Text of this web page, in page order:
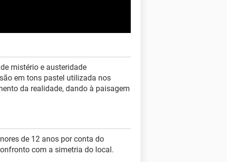
mistério e austeridade
em tons pastel utilizada nos
da realidade, dando à paisagem
de 12 anos por conta do
com a simetria do local.